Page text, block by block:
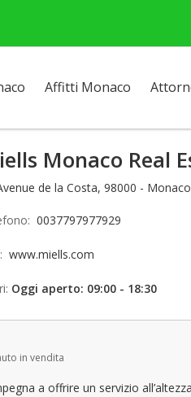
Affitti Monaco
Monaco Real
de la Costa, 98000 - Monaco
0037797977929
www.miells.com
Oggi aperto: 09:00 - 18:30
domenica: Chiuso
lunedì: 09:00 - 18:30
in vendita
a offrire un servizio